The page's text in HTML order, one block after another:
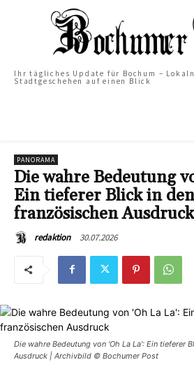
Ihr tägliches Update für Bochum –
Stadtgeschehen auf einen Blick
PANORAMA
Die wahre Bedeutung
Ein tieferer Blick in den
französischen Ausdruck
redaktion 30.07.2026
Die wahre Bedeutung von 'Oh La La': Ein tieferer
Ausdruck | Archivbild © Bochumer Post